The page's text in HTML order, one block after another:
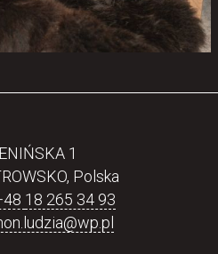
1
Polska
18 265 34 93